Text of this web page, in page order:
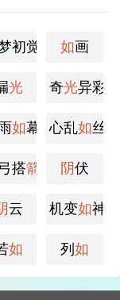
初觉 如画
光 奇光异彩
如幕 心乱如丝
搭箭 阴伏
云 机变如神
如 列如